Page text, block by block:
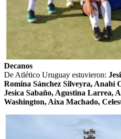
Decanos
De Atlético Uruguay estuvieron:
Romina Sánchez Silveyra, Anahí
Jesica Sabaño, Agustina Larrea,
Washington, Aixa Machado,